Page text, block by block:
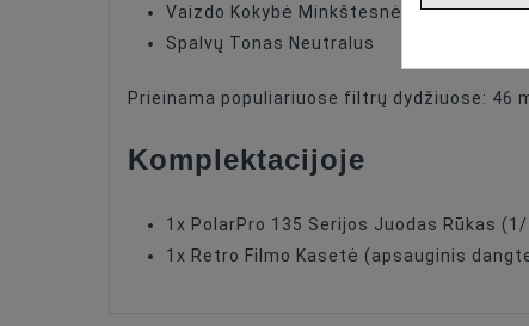
Vaizdo Kokybė Minkštesnė su mažesniu
Spalvų Tonas Neutralus
Prieinama populiariuose filtrų dydžiuose: 46
Komplektacijoje
1x PolarPro 135 Serijos Juodas Rūkas
1x Retro Filmo Kasetė (apsauginis